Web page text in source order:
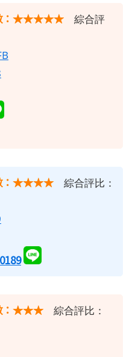
：★★★★★ 綜合評
：★★★★ 綜合評比：
：★★★ 綜合評比：